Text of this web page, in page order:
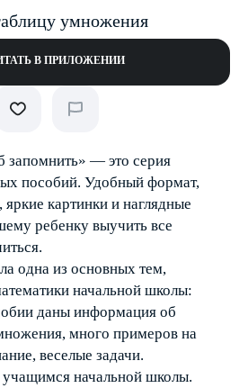
умножения
В ПРИЛОЖЕНИИ
запомнить» — это серия
пособий. Удобный формат,
картинки и наглядные
ребенку выучить все
одна из основных тем,
начальной школы:
даны информация об
много примеров на
веселые задачи.
начальной школы.